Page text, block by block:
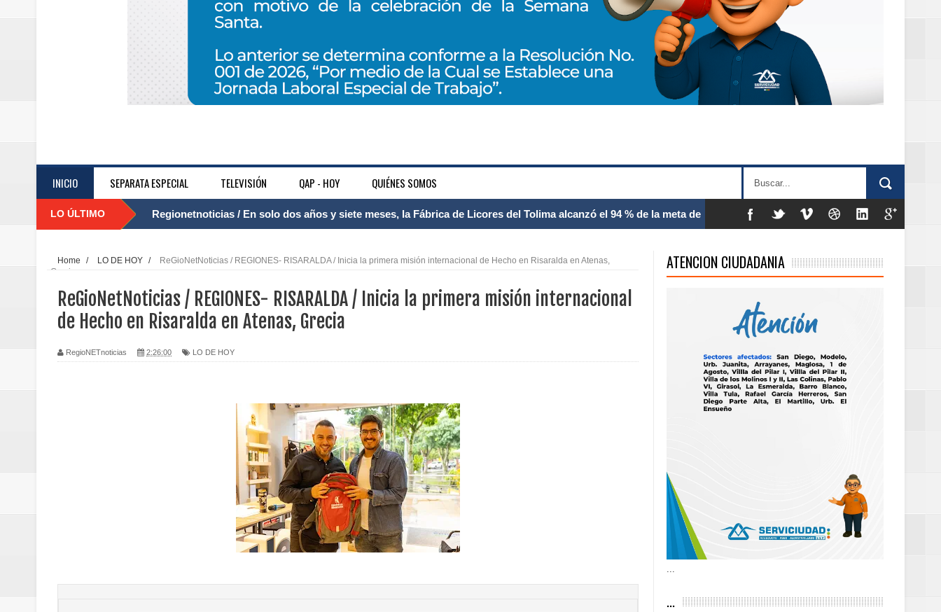
INICIO SEPARATA ESPECIAL TELEVISIÓN QAP - HOY QUIÉNES SOMOS
LO ÚLTIMO Regionetnoticias / El Aeropuerto Internacional Matecaña fortalece su conectividad con una nueva frecuencia
Regionetnoticias / Caldas fortalece el Mecanismo Articulador Departamental para el abordaje de las violencias
posesión presidencial
Regionetnoticias / La Alcaldía de Pereira continúa renovando espacios comunitarios que llevaban décadas sin
Regionetnoticias / Agua potable transforma la vida de 68 estudiantes rurales en Filadelfia gracias al Gobierno de
Regionetnoticias / Población vulnerable en Tuluá tendrá comedor comunitario gracias al Galardón de la Mujer
Home / LO DE HOY /
ReGioNetNoticias / REGIONES- RISARALDA / Inicia la primera misión internacional de Hecho en Risaralda en Atenas,
Grecia
ReGioNetNoticias / REGIONES- RISARALDA / Inicia la primera misión internacional
de Hecho en Risaralda en Atenas, Grecia
RegioNETnoticias 2:26:00 LO DE HOY
ATENCION CIUDADANIA
...